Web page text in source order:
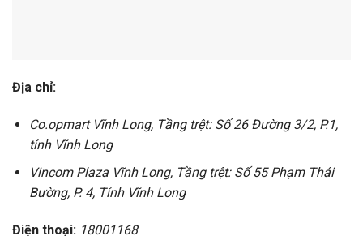
Địa chỉ:
Co.opmart Vĩnh Long, Tầng trệt: Số 26 Đường 3/2, P.1,
tỉnh Vĩnh Long
Vincom Plaza Vĩnh Long, Tầng trệt: Số 55 Phạm Thái
Bường, P. 4, Tỉnh Vĩnh Long
Điện thoại: 18001168